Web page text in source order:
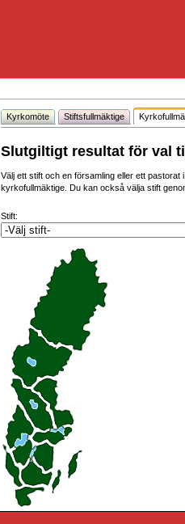
Kyrkomöte Stiftsfullmäktige
Slutgiltigt resultat för val
Välj ett stift och en församling eller ett
kyrkofullmäktige. Du kan också välja stift
Stift: